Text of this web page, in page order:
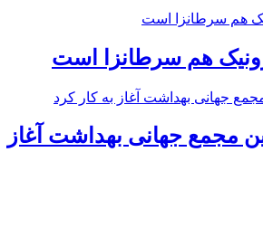
هم سرطانزا است
مجمع جهانی بهداشت آغاز